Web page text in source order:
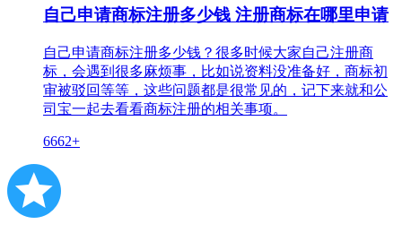
自己申请商标注册多少钱 注册商标在哪里申请
自己申请商标注册多少钱？很多时候大家自己注册商
标，会遇到很多麻烦事，比如说资料没准备好，商标初
审被驳回等等，这些问题都是很常见的，记下来就和公
司宝一起去看看商标注册的相关事项。
6662+